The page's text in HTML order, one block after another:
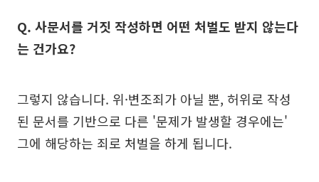
Q. 사문서를 거짓 작성하면 어떤 처벌도 받지 않는다
는 건가요?
그렇지 않습니다. 위·변조죄가 아닐 뿐, 허위로 작성
된 문서를 기반으로 다른 '문제가 발생할 경우에는'
그에 해당하는 죄로 처벌을 하게 됩니다.